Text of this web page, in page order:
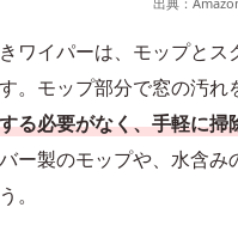
ワイパーは、モップと
。モップ部分で窓の汚
る必要がなく、手軽に
ー製のモップや、水含
。